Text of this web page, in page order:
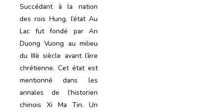
Succédant à la nation
des rois Hung, l’état Au
Lac fut fondé par An
Duong Vuong au milieu
du IIIè siècle avant l’ère
chrétienne. Cet état est
mentionné dans les
annales de l’historien
chinois Xi Ma Tin. Un